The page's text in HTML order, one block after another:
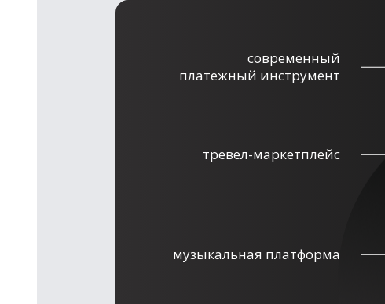
современный
платежный инструмент
тревел-маркетплейс
музыкальная платформа